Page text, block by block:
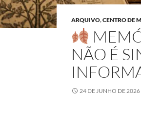
ARQUIVO,CENTRO DE
NÃO É
24 DE JUNHO DE 2026